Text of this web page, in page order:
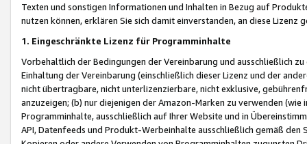
Texten und sonstigen Informationen und Inhalten in Bezug auf
nutzen können, erklären Sie sich damit einverstanden, an diese Lizenz
1. Eingeschränkte Lizenz für Programminhalte
Vorbehaltlich der Bedingungen der Vereinbarung und ausschließlich
Einhaltung der Vereinbarung (einschließlich dieser Lizenz und der
nicht übertragbare, nicht unterlizenzierbare, nicht exklusive,
anzuzeigen; (b) nur diejenigen der Amazon-Marken zu verwenden
Programminhalte, ausschließlich auf Ihrer Website und in
API, Datenfeeds und Produkt-Werbeinhalte ausschließlich gemäß